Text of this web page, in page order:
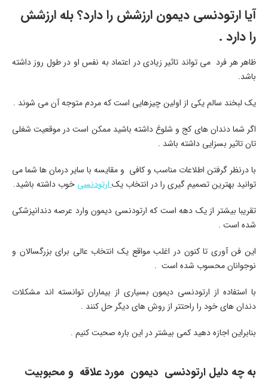
آیا ارتودنسی دیمون ارزشش را دارد؟ بله ارزشش
را دارد .
ظاهر هر فرد می تواند تاثیر زیادی در اعتماد به نفس او در طول روز داشته
باشد.
یک لبخند سالم یکی از اولین چیزهایی است که مردم متوجه آن می شوند .
اگر شما دندان های کج و شلوغ داشته باشید ممکن است در موقعیت شغلی
تان تاثیر بسزایی داشته باشد .
با درنظر گرفتن اطلاعات مناسب و کافی و مقایسه با سایر درمان ها شما می
توانید بهترین تصمیم گیری را در انتخاب یکارتودنسی خوب داشته باشید.
تقریبا بیشتر از یک دهه است که ارتودنسی دیمون وارد عرصه دندانپزشکی
شده است .
این فن آوری تا کنون در اغلب مواقع یک انتخاب عالی برای بزرگسالان و
نوجوانان محسوب شده است .
با استفاده از ارتودنسی دیمون بسیاری از بیماران توانسته اند مشکلات
دندان های خود را راحتتر از روش های دیگر حل کنند .
بنابراین اجازه دهید کمی بیشتر در این باره صحبت کنیم .
به چه دلیل ارتودنسی دیمون مورد علاقه و محبوبیت